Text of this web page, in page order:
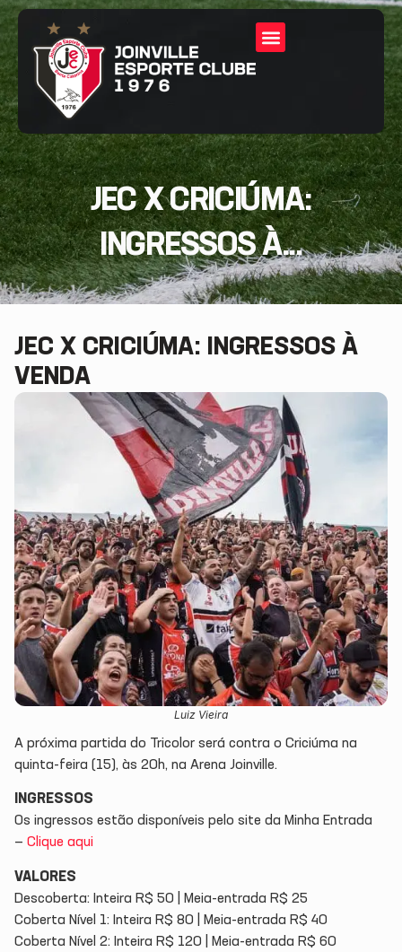
JEC X CRICIÚMA:
INGRESSOS À...
JEC X CRICIÚMA: INGRESSOS À
VENDA
Luiz Vieira
A próxima partida do Tricolor será contra o Criciúma na
quinta-feira (15), às 20h, na Arena Joinville.
INGRESSOS
Os ingressos estão disponíveis pelo site da Minha Entrada
— Clique aqui
VALORES
Descoberta: Inteira R$ 50 | Meia-entrada R$ 25
Coberta Nível 1: Inteira R$ 80 | Meia-entrada R$ 40
Coberta Nível 2: Inteira R$ 120 | Meia-entrada R$ 60